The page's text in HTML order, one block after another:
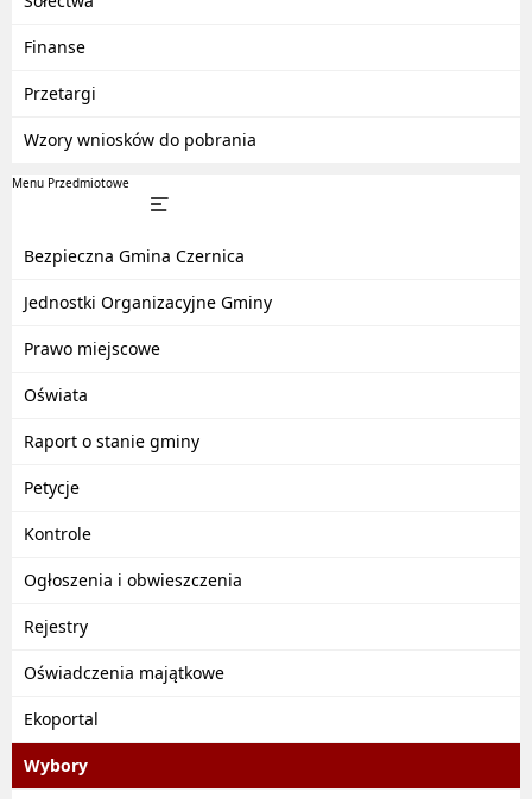
Finanse
Przetargi
Wzory wniosków do pobrania
Menu Przedmiotowe
Bezpieczna Gmina Czernica
Jednostki Organizacyjne Gminy
Prawo miejscowe
Oświata
Raport o stanie gminy
Petycje
Kontrole
Ogłoszenia i obwieszczenia
Rejestry
Oświadczenia majątkowe
Ekoportal
Wybory